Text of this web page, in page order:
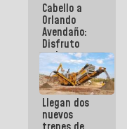
Cabello a
Orlando
Avendaño:
Disfruto
cada vez
que escribes
porque lo
que haces
es
embarrarla
Llegan dos
nuevos